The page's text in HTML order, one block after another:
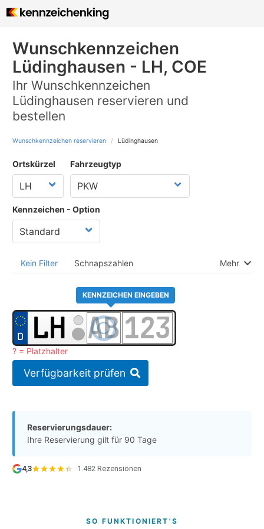
Wunschkennzeichen
Lüdinghausen - LH, COE
Ihr Wunschkennzeichen
Lüdinghausen reservieren und
bestellen
Wunschkennzeichen reservieren Lüdinghausen
Ortskürzel Fahrzeugtyp
Kennzeichen - Option
Kein Filter Schnapszahlen Mehr
KENNZEICHEN EINGEBEN
? = Platzhalter
Verfügbarkeit prüfen
Reservierungsdauer:
Ihre Reservierung gilt für 90 Tage
4,3 · 1.482 Rezensionen
SO FUNKTIONIERT'S